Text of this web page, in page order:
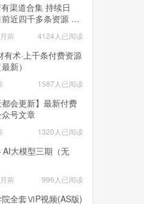
渠道合集 持续日
近四千多条资源 年
前 4124人已阅读
有术·上千条付费资源
新）
1587人已阅读
都会更新】最新付费
号文章
1320人已阅读
AI大模型三期（无
前 996人已阅读
院全套ⅥP视频(AS版)